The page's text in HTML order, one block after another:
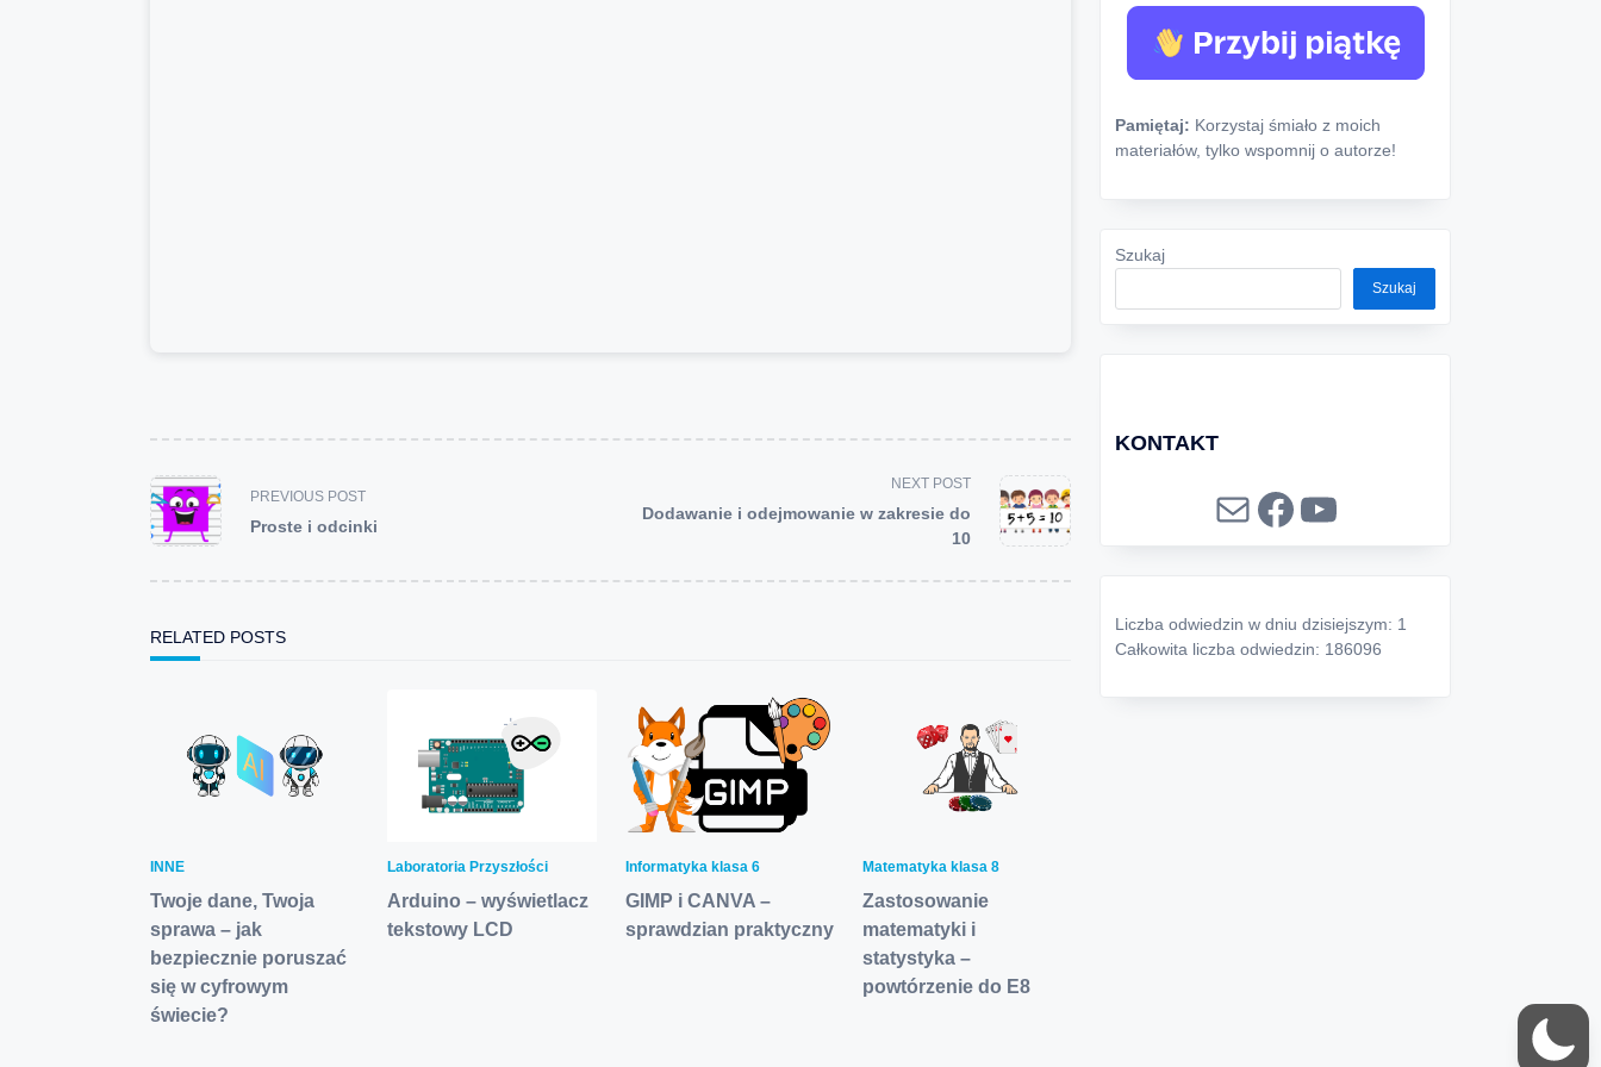
<span
class="nav-
subtitle
reader-
PREVIOUS POST
Proste i odcinki
NEXT POST
Dodawanie i odejmowanie w zakresie do
10
RELATED POSTS
INNE
Twoje dane, Twoja
sprawa – jak
bezpiecznie poruszać
się w cyfrowym
świecie?
Laboratoria Przyszłości
Arduino – wyświetlacz
tekstowy LCD
Informatyka klasa 6
GIMP i CANVA –
sprawdzian praktyczny
Matematyka klasa 8
Zastosowanie
matematyki i
statystyka –
powtórzenie do E8
Pamiętaj: Korzystaj śmiało z moich
materiałów, tylko wspomnij o autorze!
Szukaj
Szukaj
KONTAKT
MailFacebook
YouTube
Liczba odwiedzin w dniu dzisiejszym: 1
Całkowita liczba odwiedzin: 186096